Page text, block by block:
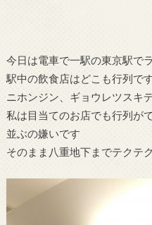
今日は電車で一駅の東京駅で
駅中の飲食店はどこも行列で
ニホンジン、ギョウレツスキ
私は目当てのお店でも行列が
並ぶの嫌いです
そのまま八重地下までテクテ